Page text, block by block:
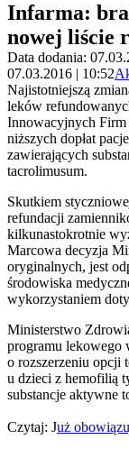
Infarma:
nowej liście
Data dodania:
07.03.2016 | 10:52
Najistotniejszą
leków
Innowacyjnych Firm
niższych dopłat
zawierających
tacrolimusum.
Skutkiem
refundacji
kilkunastokrotnie
Marcowa decyzja
oryginalnych, jest
środowiska
wykorzystaniem
Ministerstwo
programu lekowego
o rozszerzeniu opcji
u dzieci z hemofilią
substancje aktywne
Czytaj: Już